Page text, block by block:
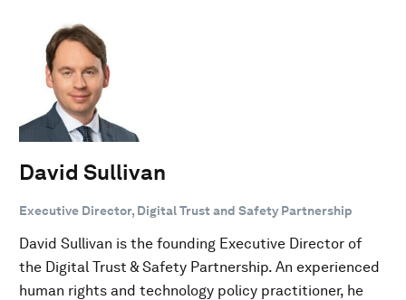
David Sullivan
Executive Director, Digital Trust and Safety Partnership
David Sullivan is the founding Executive Director of
the Digital Trust & Safety Partnership. An experienced
human rights and technology policy practitioner, he